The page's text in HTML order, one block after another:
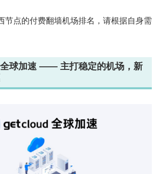
节点的付费翻墙机场排名，请根据自身需
球加速 —— 主打稳定的机场，新